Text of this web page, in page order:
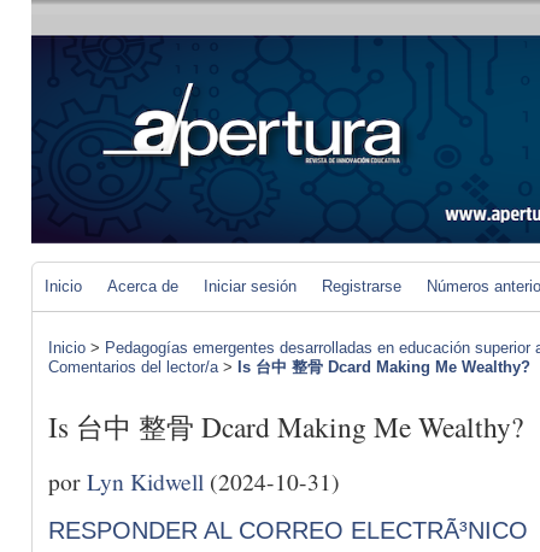
Inicio Acerca de Iniciar sesión Registrarse Números
Inicio > Pedagogías emergentes desarrolladas en educación
Comentarios del lector/a> Is 台中 整骨 Dcard Making Me Wealthy?
Is 台中 整骨 Dcard Making Me Wealthy?
porLyn Kidwell (2024-10-31)
RESPONDER AL CORREO ELECTRÃ³NICO